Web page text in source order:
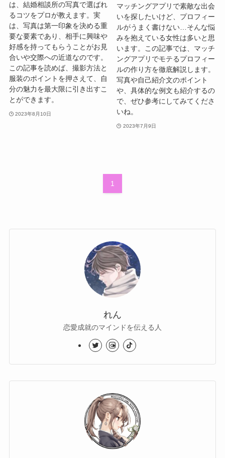
は、結婚相談所の写真で選ばれ
るコツをプロが教えます。実
は、写真は第一印象を決める重
要な要素であり、相手に興味や
好感を持ってもらうことがお見
合いや交際への近道なのです。
この記事を読めば、撮影方法と
服装のポイントを押さえて、自
分の魅力を最大限に引き出すこ
とができます。
2023年8月10日
マッチングアプリで素敵な出会
いを探したいけど、プロフィー
ルがうまく書けない…そんな悩
みを抱えている女性は多いと思
います。この記事では、マッチ
ングアプリでモテるプロフィー
ルの作り方を徹底解説します。
写真や自己紹介文のポイント
や、具体的な例文も紹介するの
で、ぜひ参考にしてみてくださ
いね。
2023年7月9日
1
れん
恋愛成就のマインドを伝える人